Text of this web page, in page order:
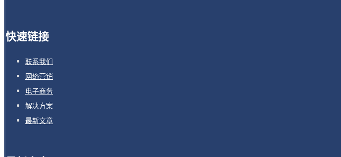
快速链接
联系我们
网络营销
电子商务
解决方案
最新文章